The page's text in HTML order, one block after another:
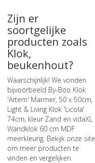
Zijn er
soortgelijke
producten zoals
Klok,
beukenhout?
Waarschijnlijk! We vonden
bijvoorbeeld By-Boo Klok
'Artem' Marmer, 50 x 50cm,
Light & Living Klok 'Licola'
74cm, kleur Zand en vidaXL
Wandklok 60 cm MDF
meerkleurig. Bekijk onze site
om meer producten te
vinden en vergelijken.